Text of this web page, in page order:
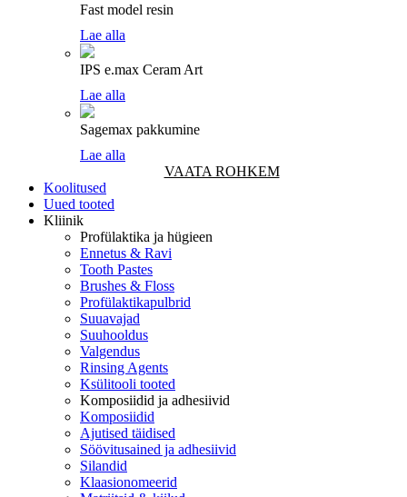
Fast model resin
Lae alla
IPS e.max Ceram Art
Lae alla
Sagemax pakkumine
Lae alla
VAATA ROHKEM
Koolitused
Uued tooted
Kliinik
Profülaktika ja hügieen
Ennetus & Ravi
Tooth Pastes
Brushes & Floss
Profülaktikapulbrid
Suuavajad
Suuhooldus
Valgendus
Rinsing Agents
Ksülitooli tooted
Komposiidid ja adhesiivid
Komposiidid
Ajutised täidised
Söövitusained ja adhesiivid
Silandid
Klaasionomeerid